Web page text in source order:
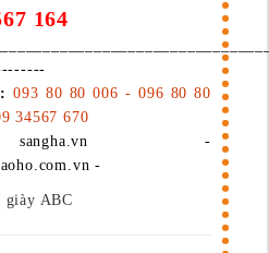
164
093 80 80 006 - 096 80 80
34567 670
-
-
giày ABC